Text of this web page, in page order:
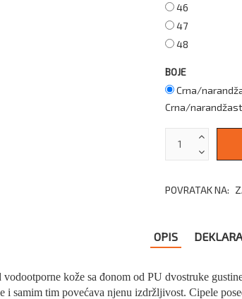
46
47
48
BOJE
Crna/
Crna/
POVRATAK NA:
OPIS
kože sa đonom od PU dvostruke
i samim tim povećava njenu izdržljivost. Cipele